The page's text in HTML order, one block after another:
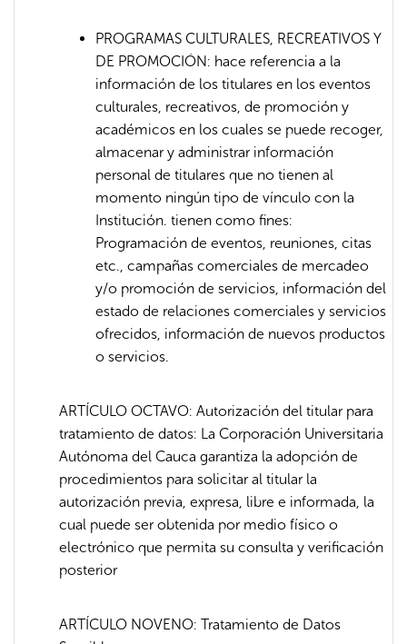
PROGRAMAS CULTURALES, RECREATIVOS Y
DE PROMOCIÓN: hace referencia a la
información de los titulares en los eventos
culturales, recreativos, de promoción y
académicos en los cuales se puede recoger,
almacenar y administrar información
personal de titulares que no tienen al
momento ningún tipo de vínculo con la
Institución. tienen como fines:
Programación de eventos, reuniones, citas
etc., campañas comerciales de mercadeo
y/o promoción de servicios, información del
estado de relaciones comerciales y servicios
ofrecidos, información de nuevos productos
o servicios.
ARTÍCULO OCTAVO: Autorización del titular para
tratamiento de datos: La Corporación Universitaria
Autónoma del Cauca garantiza la adopción de
procedimientos para solicitar al titular la
autorización previa, expresa, libre e informada, la
cual puede ser obtenida por medio físico o
electrónico que permita su consulta y verificación
posterior
ARTÍCULO NOVENO: Tratamiento de Datos